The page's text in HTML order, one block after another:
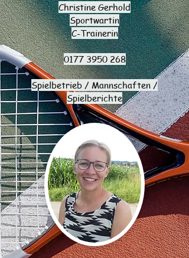
Christine Gerhold
Sportwartin
C-Trainerin
0177 3950 268
Spielbetrieb / Mannschaften /
Spielberichte